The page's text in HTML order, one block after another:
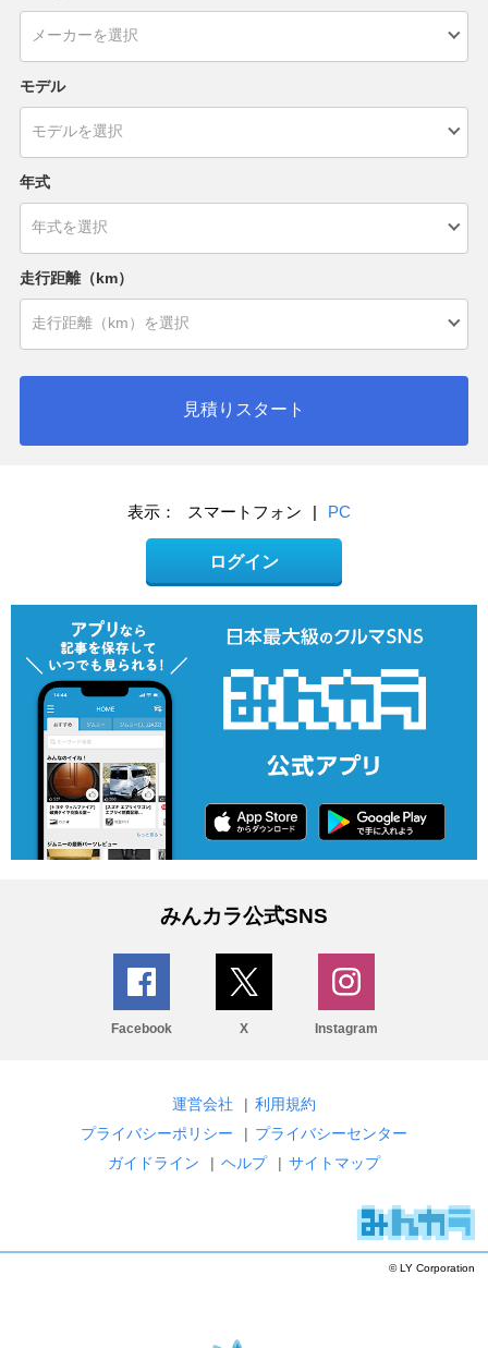
モデル
年式
走行距離（km）
見積りスタート
表示： スマートフォン | PC
ログイン
みんカラ公式SNS
Facebook X Instagram
運営会社 | 利用規約
プライバシーポリシー
| プライバシーセンター
ガイドライン
| ヘルプ | サイトマップ
© LY Corporation